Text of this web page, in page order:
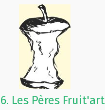
6. Les Pères Fruit'art